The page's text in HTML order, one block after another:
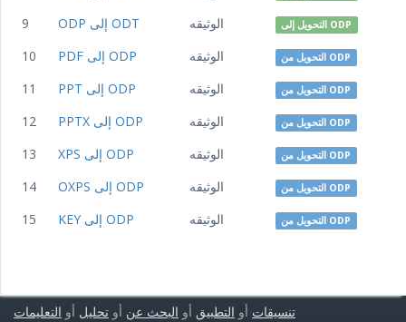
9 ODP إلى ODT الوثيقه التحويل إلى ODP
10 PDF إلى ODP الوثيقه التحويل من ODP
11 PPT إلى ODP الوثيقه التحويل من ODP
12 PPTX إلى ODP الوثيقه التحويل من ODP
13 XPS إلى ODP الوثيقه التحويل من ODP
14 OXPS إلى ODP الوثيقه التحويل من ODP
15 KEY إلى ODP الوثيقه التحويل من ODP
تنسيقات أو التطبيق أو البحث عن أو تحليل أو التعليمات